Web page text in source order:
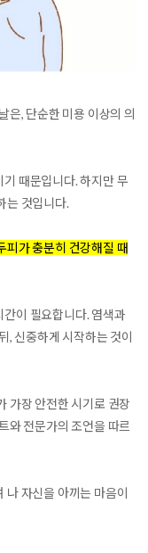
은, 단순한 미용 이상의 의
때문입니다. 하지만 무
는 것입니다.
피가 충분히 건강해질 때
이 필요합니다. 염색과
, 신중하게 시작하는 것이
가장 안전한 시기로 권장
와 전문가의 조언을 따르
나 자신을 아끼는 마음이